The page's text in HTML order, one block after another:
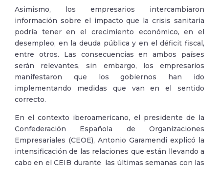
Asimismo, los empresarios intercambiaron
información sobre el impacto que la crisis sanitaria
podría tener en el crecimiento económico, en el
desempleo, en la deuda pública y en el déficit fiscal,
entre otros. Las consecuencias en ambos países
serán relevantes, sin embargo, los empresarios
manifestaron que los gobiernos han ido
implementando medidas que van en el sentido
correcto.
En el contexto iberoamericano, el presidente de la
Confederación Española de Organizaciones
Empresariales (CEOE), Antonio Garamendi explicó la
intensificación de las relaciones que están llevando a
cabo en el CEIB durante las últimas semanas con las